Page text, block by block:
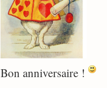
Bon anniversaire !